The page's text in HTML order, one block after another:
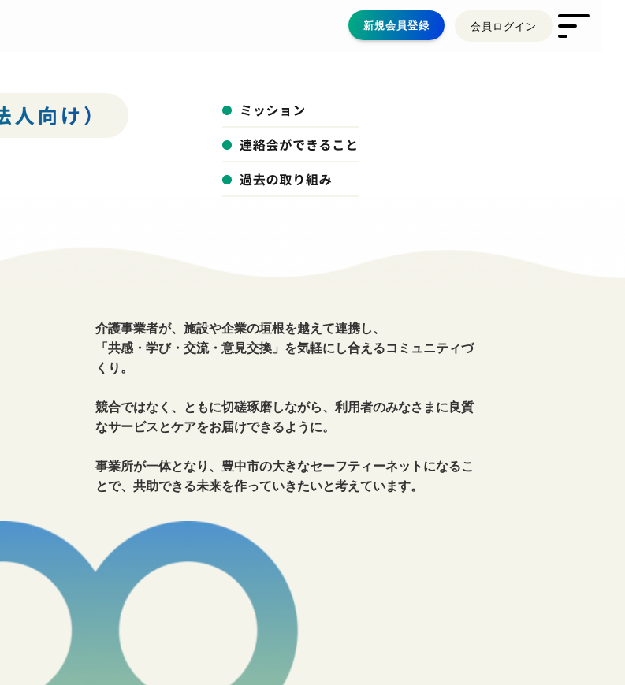
新規会員登録 会員ログイン
お知らせ・活動報告
プライバシーポリシー
新規会員登録
介護事業者が、施設や企業の垣根を越えて連携し、
「共感・学び・交流・意見交換」を気軽にし合えるコミュニティづ
くり。
競合ではなく、ともに切磋琢磨しながら、利用者のみなさまに良質
なサービスとケアをお届けできるように。
事業所が一体となり、豊中市の大きなセーフティーネットになるこ
とで、共助できる未来を作っていきたいと考えています。